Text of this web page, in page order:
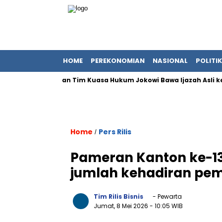
HOME PEREKONOMIAN NASIONAL POLITIK
Iriana dan Tim Kuasa Hukum Jokowi Bawa Ijazah Asli ke
Home / Pers Rilis
Pameran Kanton ke-
jumlah kehadiran
Tim Rilis Bisnis
- Pewarta
Jumat, 8 Mei 2026 - 10:05 WIB